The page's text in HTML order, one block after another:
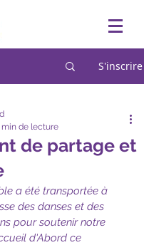
S'inscrire
de partage et
min de lecture
a été transportée à
des danses et des
pour soutenir notre
d'Abord ce